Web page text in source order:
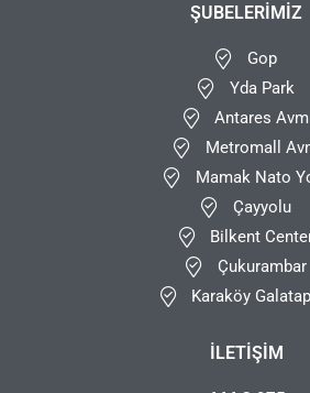
ŞUBELERIMIZ
Gop
Yda Park
Antares Avm
Metromall
Mamak Nato
Çayyolu
Bilkent
Çukurambar
Karaköy
İLETIŞIM